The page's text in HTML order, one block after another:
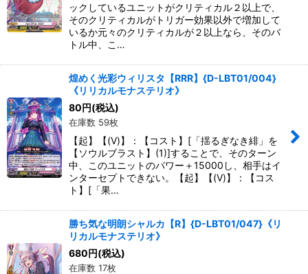
ックしているユニットがクリティカル２以上で、
そのクリティカルがトリガー効果以外で増加して
いるか元々のクリティカルが２以上なら、そのバ
トル中、こ…
煌めく光彩ウィリスタ【RRR】{D-LBT01/004}
《リリカルモナステリオ》
80円(税込)
在庫数 59枚
【起】【(V)】：【コスト】[「揺るぎなき緋」を
【ソウルブラスト】(1)]することで、そのターン
中、このユニットのパワー＋15000し、相手はイ
ンターセプトできない。【起】【(V)】：【コス
ト】[「果…
勝ち気な明朗シャルカ【R】{D-LBT01/047}《リ
リカルモナステリオ》
680円(税込)
在庫数 17枚